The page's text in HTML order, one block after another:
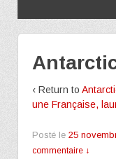
‹ Return to
une Française,
Posté le 25
commentaire ↓